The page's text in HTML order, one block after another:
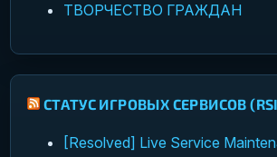
ТВОРЧЕСТВО ГРАЖДАН
СТАТУС ИГРОВЫХ СЕРВИСОВ
[Resolved] Live Service